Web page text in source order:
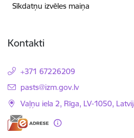
Sīkdatņu izvēles maiņa
Kontakti
+371 67226209
E-pasts:
pasts@izm.gov.lv
Vaļņu iela 2, Rīga, LV-1050,